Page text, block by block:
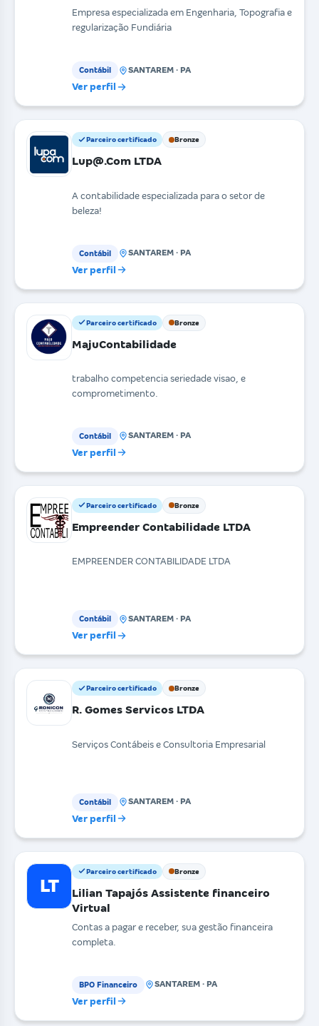
Empresa especializada em Engenharia, Topografia e
regularização Fundiária
Contábil SANTAREM · PA
Ver perfil
Parceiro certificado Bronze
Lup@.Com LTDA
A contabilidade especializada para o setor de
beleza!
Contábil SANTAREM · PA
Ver perfil
Parceiro certificado Bronze
MajuContabilidade
trabalho competencia seriedade visao, e
comprometimento.
Contábil SANTAREM · PA
Ver perfil
Parceiro certificado Bronze
Empreender Contabilidade LTDA
EMPREENDER CONTABILIDADE LTDA
Contábil SANTAREM · PA
Ver perfil
Parceiro certificado Bronze
R. Gomes Servicos LTDA
Serviços Contábeis e Consultoria Empresarial
Contábil SANTAREM · PA
Ver perfil
LT
Parceiro certificado Bronze
Lilian Tapajós Assistente financeiro
Virtual
Contas a pagar e receber, sua gestão financeira
completa.
BPO Financeiro SANTAREM · PA
Ver perfil